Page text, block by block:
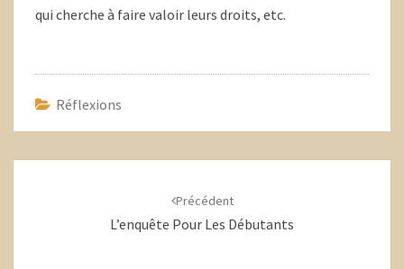
qui cherche à faire valoir leurs droits, etc.
Réflexions
Précédent
L’enquête Pour Les Débutants